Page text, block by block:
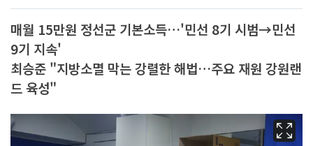
매월 15만원 정선군 기본소득…'민선 8기 시범→민선
9기 지속'
최승준 "지방소멸 막는 강렬한 해법…주요 재원 강원랜
드 육성"